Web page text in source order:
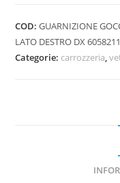
COD:GUARNIZIONE
LATO DESTRO DX
Categorie: carrozzeria,